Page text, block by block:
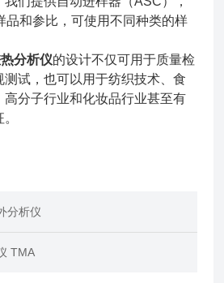
品和参比，可使用不同种类的样
分析仪的设计不仅可用于质量检
试，也可以用于纺织技术、食
高分子行业和化妆品行业甚至有
分析仪
TMA